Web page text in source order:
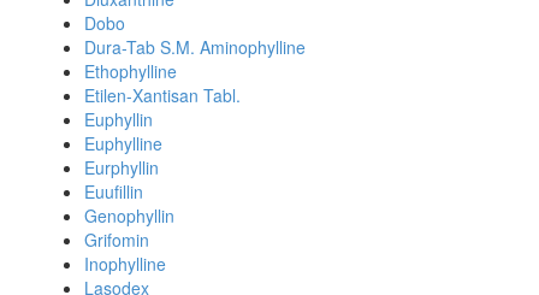
Dobo
Dura-Tab S.M. Aminophylline
Ethophylline
Etilen-Xantisan Tabl.
Euphyllin
Euphylline
Eurphyllin
Euufillin
Genophyllin
Grifomin
Inophylline
Lasodex